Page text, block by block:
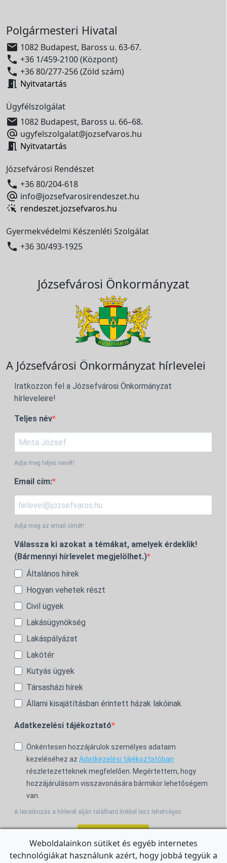
Polgármesteri Hivatal
 1082 Budapest, Baross u. 63-67.
 +36 1/459-2100 (Központ)
 +36 80/277-256 (Zöld szám)
 Nyitvatartás
Ügyfélszolgálat
 1082 Budapest, Baross u. 66–68.
 ugyfelszolgalat@jozsefvaros.hu
 Nyitvatartás
Józsefvárosi Rendészet
 +36 80/204-618
 info@jozsefvarosirendeszet.hu
rendeszet.jozsefvaros.hu
Gyermekvédelmi Készenléti Szolgálat
 +36 30/493-1925
Józsefvárosi Önkormányzat
A Józsefvárosi Önkormányzat hírlevelei
Iratkozzon fel a Józsefvárosi Önkormányzat
hírleveleire!
Teljes név
Adja meg teljes nevét!
Email cím:
Adja meg az email címét!
Válassza ki azokat a témákat, amelyek érdeklik!
(Bármennyi hírlevelet megjelölhet.)
Általános hírek
Hogyan vehetek részt
Civil ügyek
Lakásügynökség
Lakáspályázat
Lakótér
Kutyás ügyek
Társasházi hírek
Állami kisajátításban érintett házak lakóinak
Adatkezelési tájékoztató
Önkéntesen hozzájárulok személyes adataim
kezeléséhez az Adatkezelési tájékoztatóban
részletezetteknek megfelelően. Megértettem, hogy
hozzájárulásom visszavonására bármikor lehetőségem
van.
A leiratkozás a hírlevél alján található linkkel lesz lehetséges.
Weboldalainkon sütiket és egyéb internetes
technológiákat használunk azért, hogy jobbá tegyük a